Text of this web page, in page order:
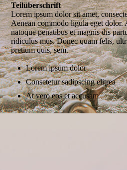
Teilüberschrift
Lorem ipsum dolor sit amet,
Aenean commodo ligula eget dolor.
natoque penatibus et magnis dis
ridiculus mus. Donec quam felis,
pretium quis, sem.
Lorem ipsum dolor
Consetetur sadipscing elitrea
At vero eos et accusam